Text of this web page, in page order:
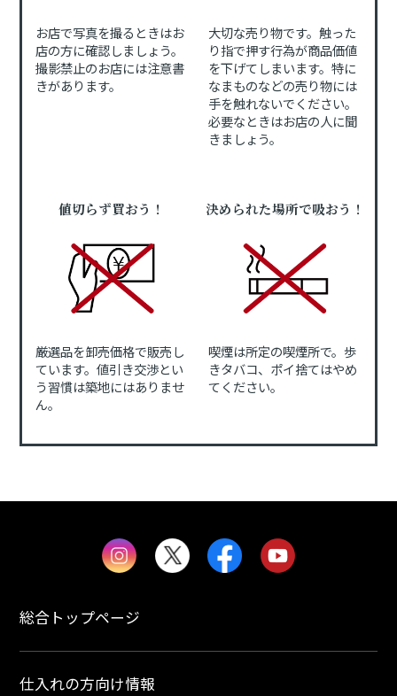
お店で写真を撮るときはお
店の方に確認しましょう。
撮影禁止のお店には注意書
きがあります。
大切な売り物です。触った
り指で押す行為が商品価値
を下げてしまいます。特に
なまものなどの売り物には
手を触れないでください。
必要なときはお店の人に聞
きましょう。
値切らず買おう！
厳選品を卸売価格で販売し
ています。値引き交渉とい
う習慣は築地にはありませ
ん。
決められた場所で吸おう！
喫煙は所定の喫煙所で。歩
きタバコ、ポイ捨てはやめ
てください。
総合トップページ
仕入れの方向け情報